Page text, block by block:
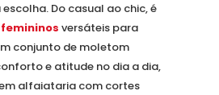
Do casual ao chic, é
versáteis para
conjunto de moletom
e atitude no dia a dia,
alfaiataria com cortes